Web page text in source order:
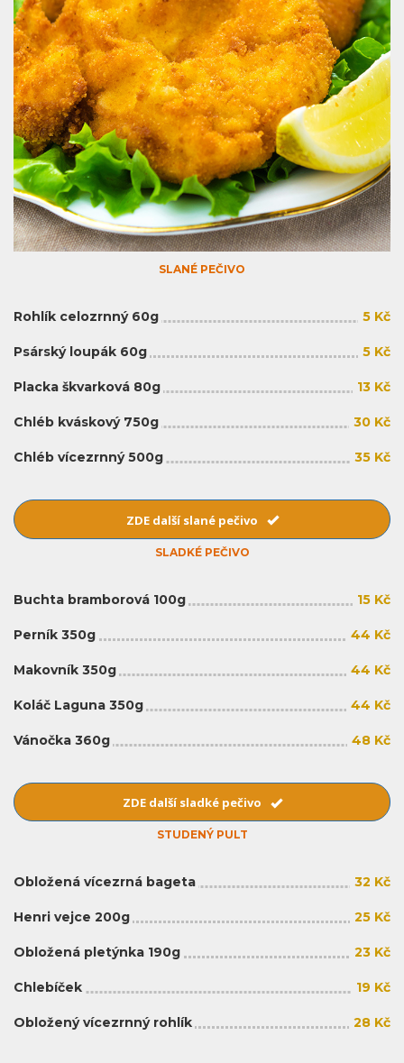
SLANÉ PEČIVO
Rohlík celozrnný 60g 5 Kč
Psárský loupák 60g 5 Kč
Placka škvarková 80g 13 Kč
Chléb kváskový 750g 30 Kč
Chléb vícezrnný 500g 35 Kč
ZDE další slané pečivo
SLADKÉ PEČIVO
Buchta bramborová 100g 15 Kč
Perník 350g 44 Kč
Makovník 350g 44 Kč
Koláč Laguna 350g 44 Kč
Vánočka 360g 48 Kč
ZDE další sladké pečivo
STUDENÝ PULT
Obložená vícezrná bageta 32 Kč
Henri vejce 200g 25 Kč
Obložená pletýnka 190g 23 Kč
Chlebíček 19 Kč
Obložený vícezrnný rohlík 28 Kč